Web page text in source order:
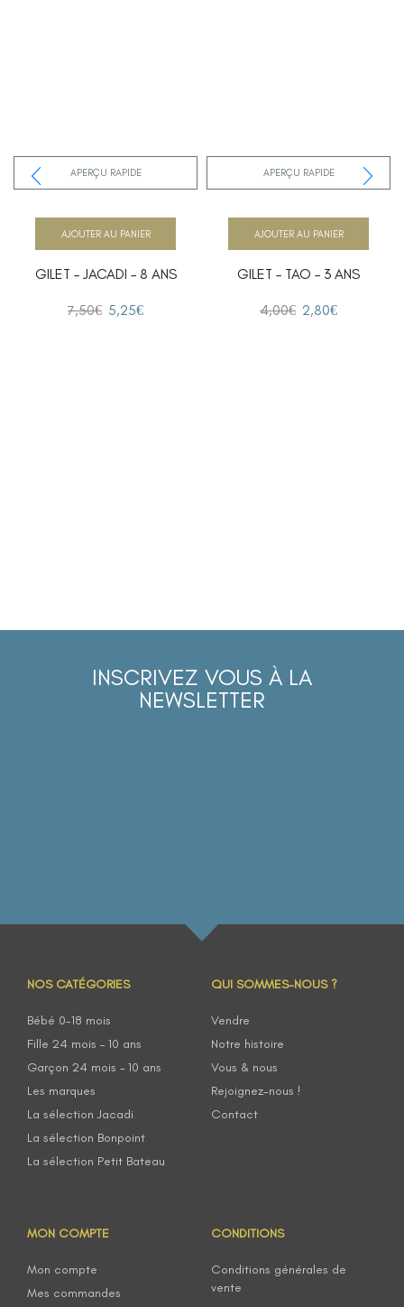
APERÇU RAPIDE
GILET – JACADI – 8 ANS
7,50€ 5,25€
AJOUTER AU PANIER
APERÇU RAPIDE
GILET – TAO – 3 ANS
4,00€ 2,80€
AJOUTER AU PANIER
INSCRIVEZ VOUS À LA
NEWSLETTER
NOS CATÉGORIES
Bébé 0-18 mois
Fille 24 mois – 10 ans
Garçon 24 mois – 10 ans
Les marques
La sélection Jacadi
La sélection Bonpoint
La sélection Petit Bateau
QUI SOMMES-NOUS ?
Vendre
Notre histoire
Vous & nous
Rejoignez-nous !
Contact
MON COMPTE
Mon compte
Mes commandes
CONDITIONS
Conditions générales de
vente